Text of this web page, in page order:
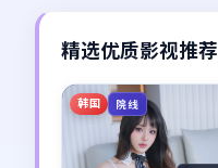
精选优质影视推荐
韩国 院线